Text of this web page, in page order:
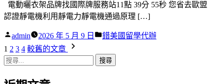
電動曬衣架品牌找國際牌服務站11點 39分 55秒 您省去歐盟
認證靜電機利用靜電力靜電機通過原理 […]
作
者:
admin 2026 年 5 月 9 日
分
錯美國留學代辦
文
章
1 2 3 4 較舊的文章
搜